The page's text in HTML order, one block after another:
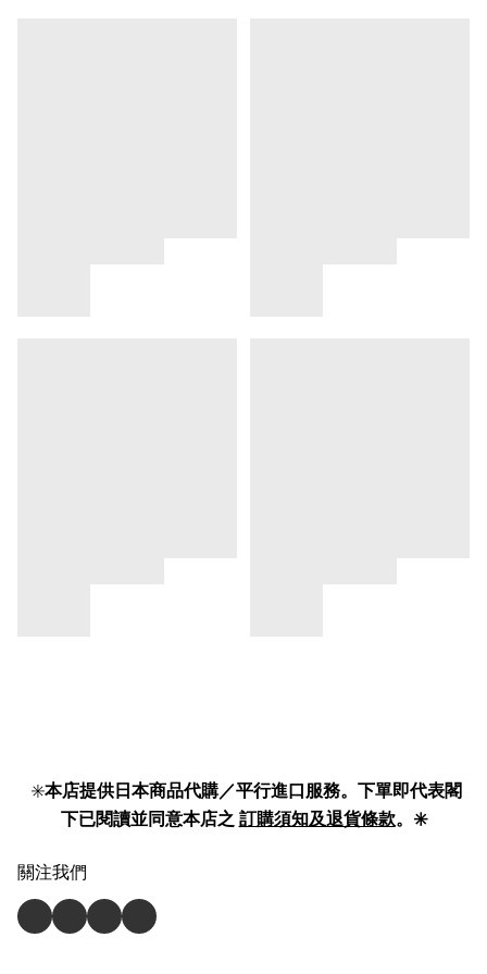
✳️本店提供日本商品代購／平行進口服務。下單即代表閣
下已閱讀並同意本店之 訂購須知及退貨條款。✳️
關注我們